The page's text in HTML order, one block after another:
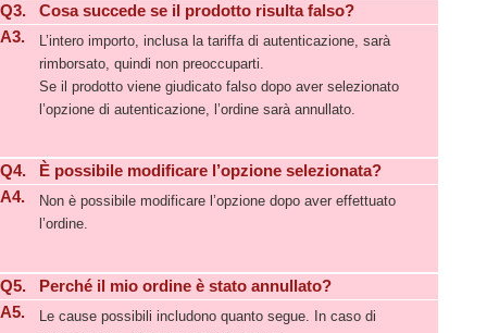
Q3.
Cosa succede se il prodotto risulta falso?
A3.
L’intero importo, inclusa la tariffa di autenticazione, sarà
rimborsato, quindi non preoccuparti.
Se il prodotto viene giudicato falso dopo aver selezionato
l’opzione di autenticazione, l’ordine sarà annullato.
Q4.
È possibile modificare l’opzione selezionata?
A4.
Non è possibile modificare l’opzione dopo aver effettuato
l’ordine.
Q5.
Perché il mio ordine è stato annullato?
A5.
Le cause possibili includono quanto segue. In caso di